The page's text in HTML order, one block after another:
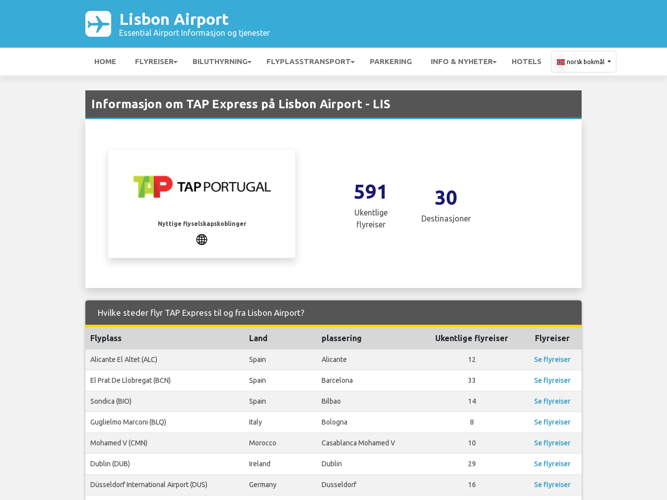
Lisbon Airport
Essential Airport Informasjon og tjenester
HOME FLYREISER BILUTHYRNING FLYPLASSTRANSPORT PARKERING INFO & NYHETER HOTELS norsk bokmål
Informasjon om TAP Express på Lisbon Airport - LIS
Nyttige flyselskapskoblinger
591
Ukentlige
flyreiser
30
Destinasjoner
Hvilke steder flyr TAP Express til og fra Lisbon Airport?
Flyplass Land plassering Ukentlige flyreiser Flyreiser
Alicante El Altet (ALC) Spain Alicante 12 Se flyreiser
El Prat De Llobregat (BCN) Spain Barcelona 33 Se flyreiser
Sondica (BIO) Spain Bilbao 14 Se flyreiser
Guglielmo Marconi (BLQ) Italy Bologna 8 Se flyreiser
Mohamed V (CMN) Morocco Casablanca Mohamed V 10 Se flyreiser
Dublin (DUB) Ireland Dublin 29 Se flyreiser
Düsseldorf International Airport (DUS) Germany Dusseldorf 16 Se flyreiser